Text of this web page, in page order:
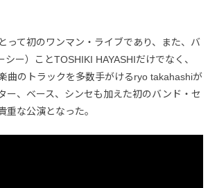
って初のワンマン・ライブであり、また、バ
シー）ことTOSHIKI HAYASHIだけでなく、
曲のトラックを多数手がけるryo takahashiが
ー、ベース、シンセも加えた初のバンド・セ
重な公演となった。